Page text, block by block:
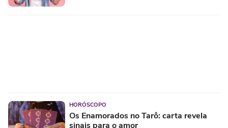
HORÓSCOPO
Os Enamorados no Tarô: carta revela
sinais para o amor